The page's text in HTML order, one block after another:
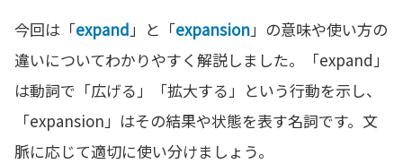
今回は「expand」と「expansion」の意味や使い方の
違いについてわかりやすく解説しました。「expand」
は動詞で「広げる」「拡大する」という行動を示し、
「expansion」はその結果や状態を表す名詞です。文
脈に応じて適切に使い分けましょう。